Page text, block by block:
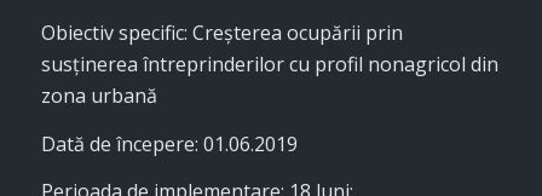
Obiectiv specific: Creșterea ocupării prin
susținerea întreprinderilor cu profil nonagricol din
zona urbană
Dată de începere: 01.06.2019